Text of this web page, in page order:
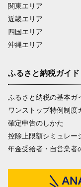
関東エリア
近畿エリア
四国エリア
沖縄エリア
ふるさと納税ガイド
ふるさと納税の基本ガ
ワンストップ特例制度
確定申告のしかた
控除上限額シミュレー
年金受給者・自営業者